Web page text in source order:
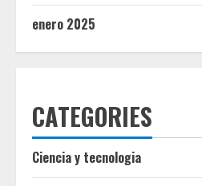
enero 2025
CATEGORIES
Ciencia y tecnologia